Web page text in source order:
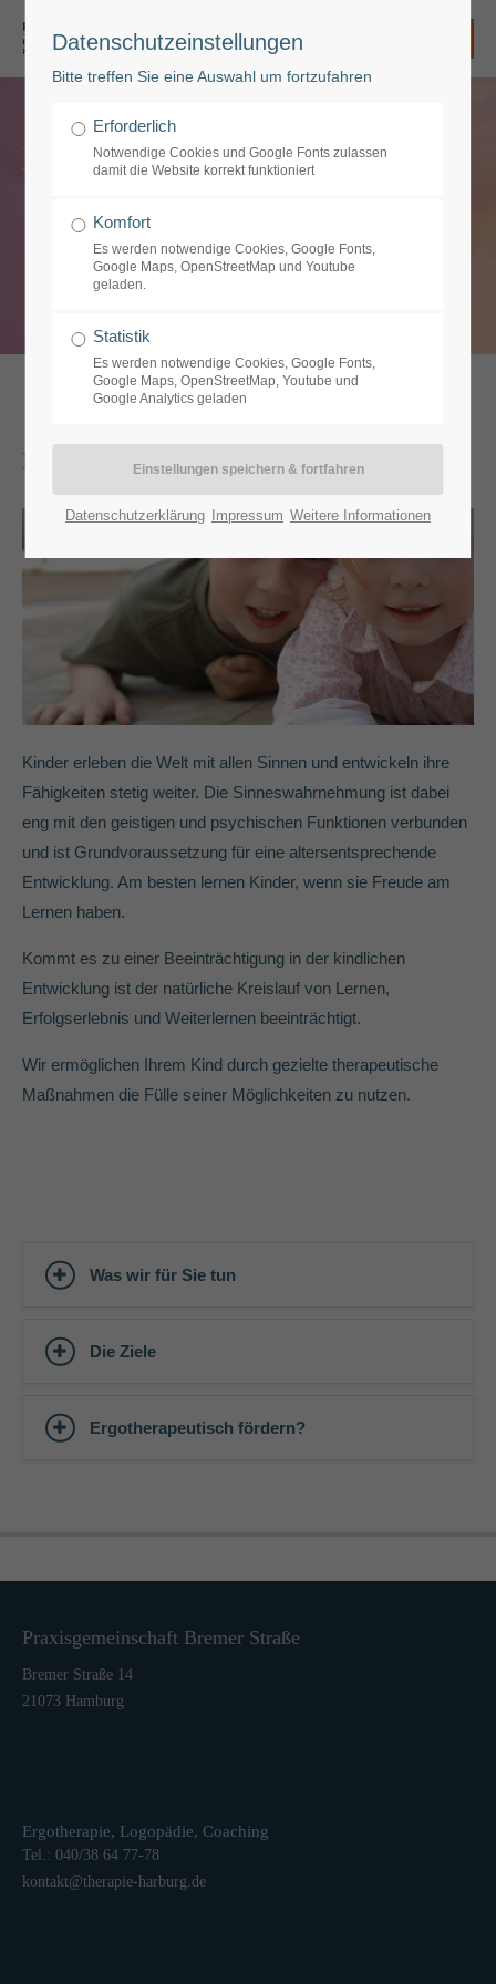
Anmelden
|Lost your password?
Lorem ipsum dolor sit amet:
/ 365days
We offer support for our customers
Mon - Fri 8:00am - 5:00pm(GMT +1)
Get in touch
Cybersteel Inc.
376-293 City Road, Suite 600
San Francisco, CA 94102
Have any questions?
info@yourdomain.com
About us
Lorem ipsum dolor sit amet, consectetuer adipiscing elit.
Ergotherapie
Kinder
Kinder erleben die Welt mit allen Sinnen und entwickeln ihre
Fähigkeiten stetig weiter. Die Sinneswahrnehmung ist dabei
eng mit den geistigen und psychischen Funktionen verbunden
und ist Grundvoraussetzung für eine altersentsprechende
Entwicklung. Am besten lernen Kinder, wenn sie Freude am
Lernen haben.
Kommt es zu einer Beeinträchtigung in der kindlichen
Entwicklung ist der natürliche Kreislauf von Lernen,
Erfolgserlebnis und Weiterlernen beeinträchtigt.
Wir ermöglichen Ihrem Kind durch gezielte therapeutische
Maßnahmen die Fülle seiner Möglichkeiten zu nutzen.
Was wir für Sie tun
Die Ziele
Ergotherapeutisch fördern?
Praxisgemeinschaft Bremer Straße
Bremer Straße 14
21073 Hamburg
Ergotherapie, Logopädie, Coaching
Tel.: 040/38 64 77-78
kontakt@therapie-harburg.de
Datenschutzeinstellungen
Bitte treffen Sie eine Auswahl um fortzufahren
Erforderlich
Notwendige Cookies und Google Fonts zulassen
damit die Website korrekt funktioniert
Komfort
Es werden notwendige Cookies, Google Fonts,
Google Maps, OpenStreetMap und Youtube
geladen.
Statistik
Es werden notwendige Cookies, Google Fonts,
Google Maps, OpenStreetMap, Youtube und
Google Analytics geladen
Datenschutzerklärung Impressum Weitere Informationen